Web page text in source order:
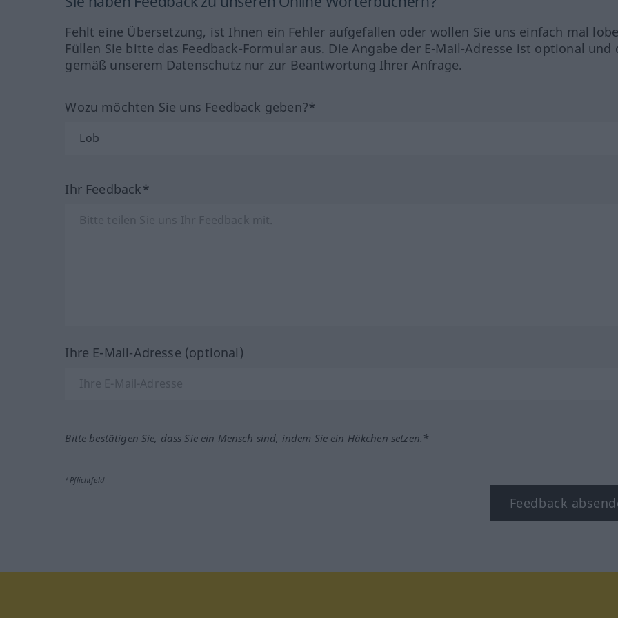
Fehlt eine Übersetzung, ist Ihnen ein Fehler aufgefallen oder wollen Sie uns einfach mal
Füllen Sie bitte das Feedback-Formular aus. Die Angabe der E-Mail-Adresse ist optional und
gemäß unserem Datenschutz nur zur Beantwortung Ihrer Anfrage.
Wozu möchten Sie uns Feedback geben?*
Ihr Feedback*
Ihre E-Mail-Adresse (optional)
Bitte bestätigen Sie, dass Sie ein Mensch sind, indem Sie ein Häkchen setzen.*
*Pflichtfeld
Feedback